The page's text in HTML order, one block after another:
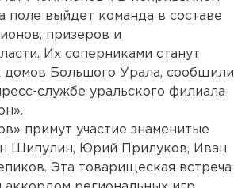
поле выйдет команда в составе
призеров и
Их соперниками станут
домов Большого Урала, сообщили
службе уральского филиала
примут участие знаменитые
Шипулин, Юрий Прилуков, Иван
Эта товарищеская встреча